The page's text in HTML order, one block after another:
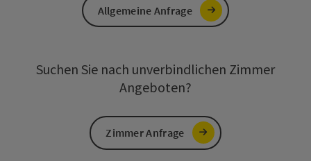
Allgemeine Anfrage
Suchen Sie nach unverbindlichen Zimmer
Angeboten?
Zimmer Anfrage